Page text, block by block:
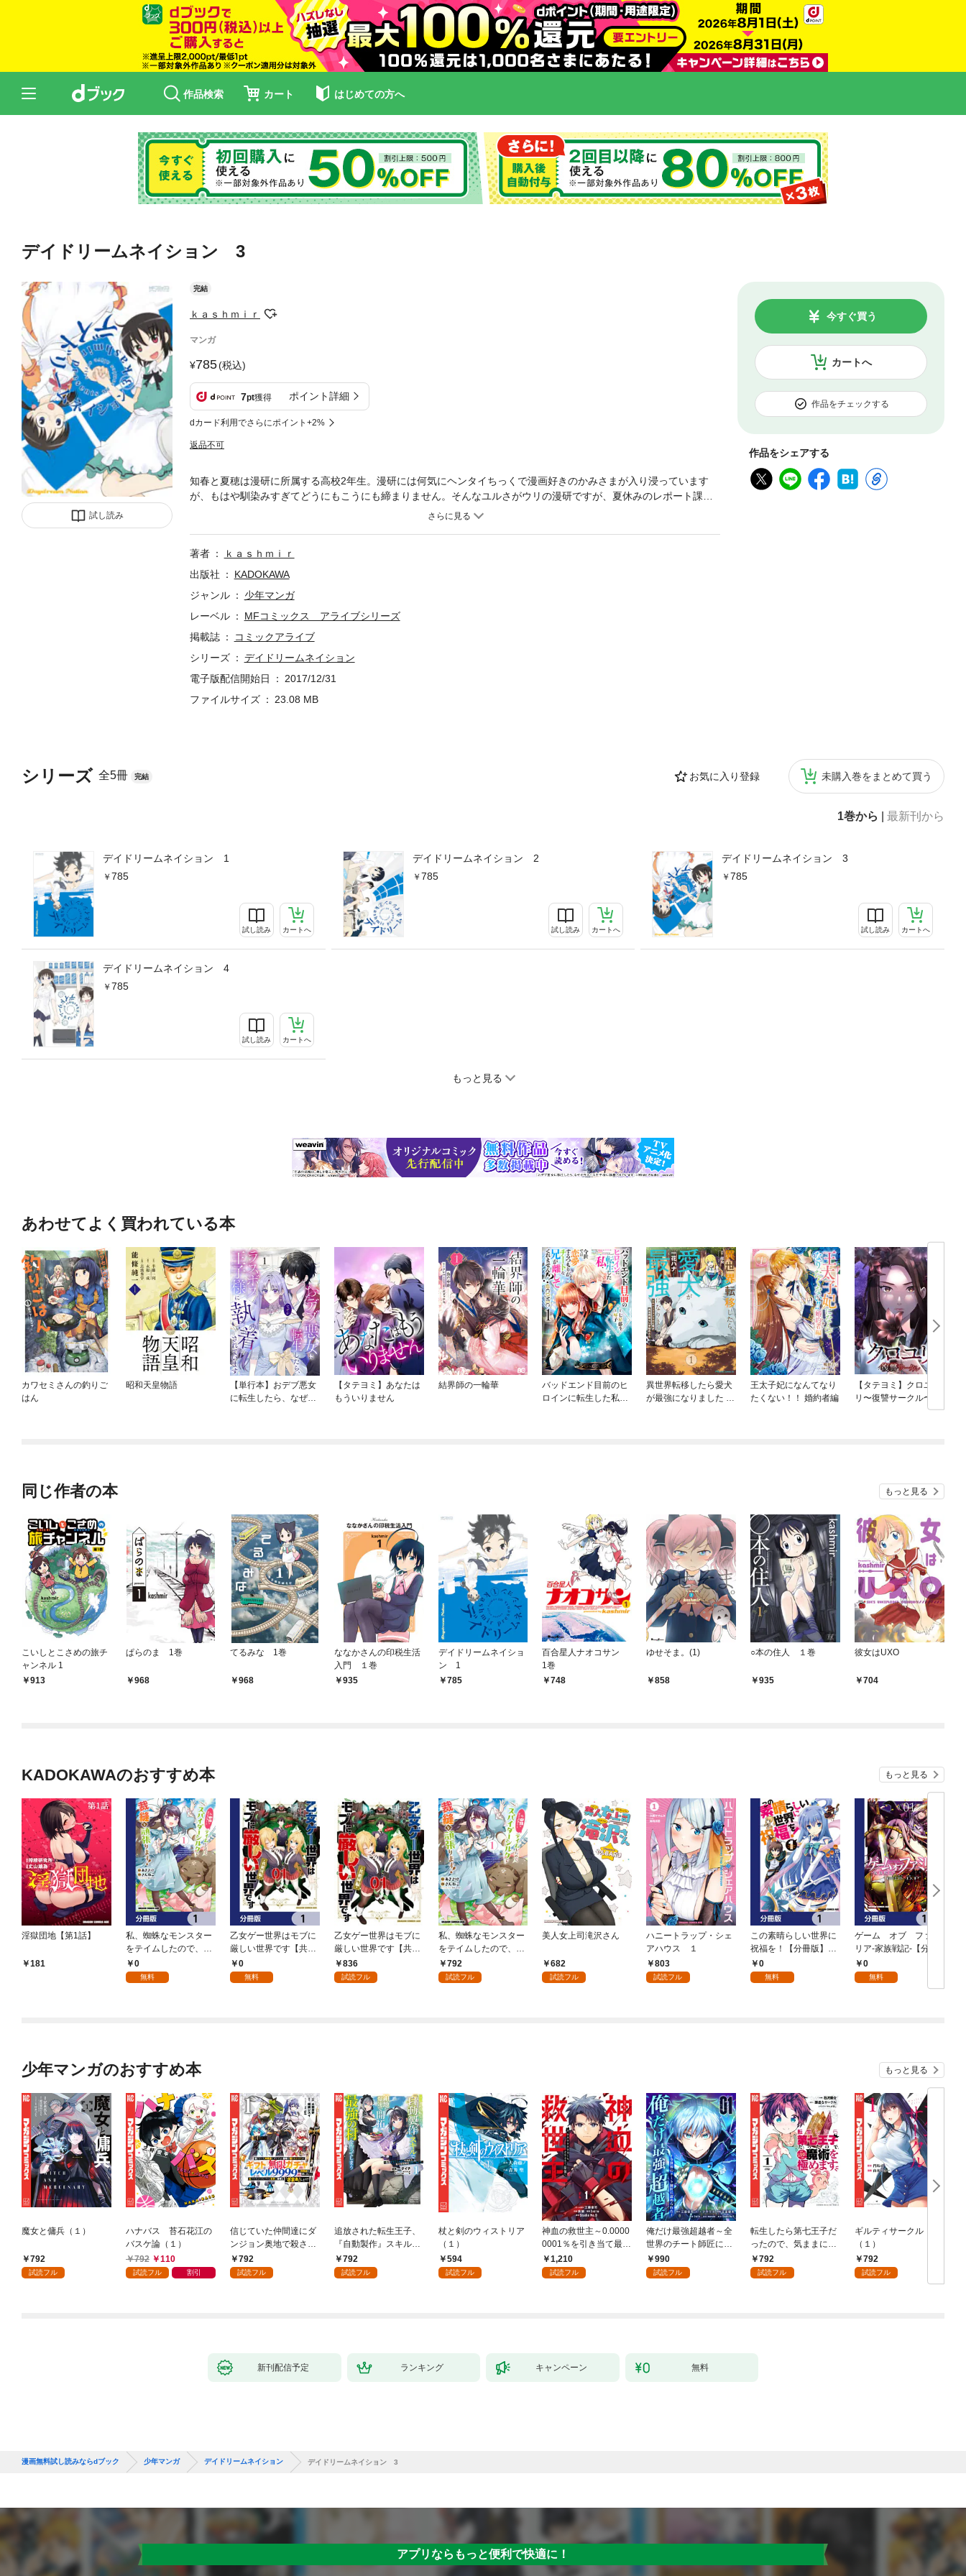
作品検索 カート はじめての方へ
デイドリームネイション 3
試し読み
完結
ｋａｓｈｍｉｒ
マンガ
785(税込)
7pt獲得 ポイント詳細
dカード利用でさらにポイント+2%
返品不可
カートへ
今すぐ買う
作品をチェックする
作品をシェアする
シリーズ 全5冊 完結 お気に入り登録 未購入巻をまとめて買う
1巻から 最新刊から
デイドリームネイション 1
785
試し読み カートへ
デイドリームネイション 2
785
試し読み カートへ
デイドリームネイション 3
785
試し読み カートへ
デイドリームネイション 4
785
試し読み カートへ
もっと見る
知春と夏穂は漫研に所属する高校2年生。漫研には何気にヘンタイちっくで漫画好きのかみさまが入り浸っています
が、もはや馴染みすぎてどうにもこうにも締まりません。そんなユルさがウリの漫研ですが、夏休みのレポート課題
をかねて学校近くの寂れた喫茶店の再生を手伝うことに。いろいろ企んでいるみたいですが、はてさて、うまくいく
著者
ｋａｓｈｍｉｒ
出版社
KADOKAWA
ジャンル
少年マンガ
レーベル
MFコミックス アライブシリーズ
掲載誌
コミックアライブ
シリーズ
デイドリームネイション
電子版配信開始日
2017/12/31
ファイルサイズ
23.08 MB
あわせてよく買われている本
カワセミさんの釣りご
はん
昭和天皇物語
【単行本】おデブ悪女
に転生したら、なぜか
【タテヨミ】あなたは
もういりません
結界師の一輪華
バッドエンド目前のヒ
ロインに転生した私、
異世界転移したら愛犬
が最強になりました ～
王太子妃になんてなり
たくない！！ 婚約者編
【タテヨミ】クロユ
リ〜復讐サークル〜
同じ作者の本 もっと見る
こいしとこさめの旅チ
ャンネル 1
913
ぱらのま 1巻
968
てるみな 1巻
968
ななかさんの印税生活
入門 １巻
935
デイドリームネイショ
ン 1
785
百合星人ナオコサン
1巻
748
ゆせそま。(1)
858
○本の住人 １巻
935
彼女はUXO
704
KADOKAWAのおすすめ本 もっと見る
淫獄団地【第1話】
181
私、蜘蛛なモンスター
をテイムしたので、ス
パイダーシルクで裁縫
を頑張ります！【分冊
0
無料
乙女ゲー世界はモブに
厳しい世界です【共和
国編】【分冊版】 1
0
無料
乙女ゲー世界はモブに
厳しい世界です【共和
国編】 ０１
836
試読フル
私、蜘蛛なモンスター
をテイムしたので、ス
パイダーシルクで裁縫
を頑張ります！ 1
792
試読フル
美人女上司滝沢さん
682
試読フル
ハニートラップ・シェ
アハウス １
803
試読フル
この素晴らしい世界に
祝福を！【分冊版】
1 0
無料
ゲーム オブ ファミ
リア-家族戦記-【分冊
版】 1
0
無料
少年マンガのおすすめ本 もっと見る
魔女と傭兵（１）
792
試読フル
ハナバス 苔石花江の
バスケ論（１）
792
110
試読フル 割引
信じていた仲間達にダ
ンジョン奥地で殺され
かけたがギフト『無限
ガチャ』でレベル９９
792
試読フル
追放された転生王子、
『自動製作』スキルで
領地を爆速で開拓し最
強の村を作ってしまう
792
試読フル
杖と剣のウィストリア
（１）
594
試読フル
神血の救世主～0.0000
0001％を引き当て最強
へ～【電子書籍特典
付】（１）
1,210
試読フル
俺だけ最強超越者～全
世界のチート師匠に認
められた～【単行本】
（１）
990
試読フル
転生したら第七王子だ
ったので、気ままに魔
術を極めます（１）
792
試読フル
ギルティサークル
（１）
792
試読フル
新刊配信予定 ランキング キャンペーン 無料
漫画無料試し読みならdブック 少年マンガ デイドリームネイション デイドリームネイション 3
アプリならもっと便利で快適に！